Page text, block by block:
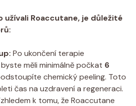
užívali Roaccutane, je důležité
Po ukončení terapie
měli minimálně počkat 6
chemický peeling. Toto
čas na uzdravení a regeneraci.
k tomu, že Roaccutane